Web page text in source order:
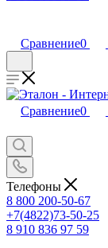
Сравнение0
Сравнение0
Телефоны
8 800 200-50-67
+7(4822)73-50-25
8 910 836 97 59